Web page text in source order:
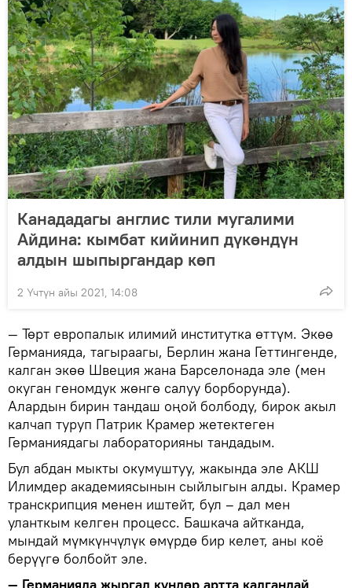
Канададагы англис тили мугалими
Айдина: кымбат кийинип дүкөндүн
алдын шыпыргандар көп
2 Үчтүн айы 2021, 14:08
— Төрт европалык илимий институтка өттүм. Экөө
Германияда, тагыраагы, Берлин жана Геттингенде,
калган экөө Швеция жана Барселонада эле (мен
окуган геномдук жөнгө салуу борборунда).
Алардын бирин тандаш оңой болбоду, бирок акыл
калчап туруп Патрик Крамер жетектеген
Германиядагы лабораторияны тандадым.
Бул абдан мыкты окумуштуу, жакында эле АКШ
Илимдер академиясынын сыйлыгын алды. Крамер
транскрипция менен иштейт, бул – дал мен
уланткым келген процесс. Башкача айтканда,
мындай мүмкүнчүлүк өмүрдө бир келет, аны коё
берүүгө болбойт эле.